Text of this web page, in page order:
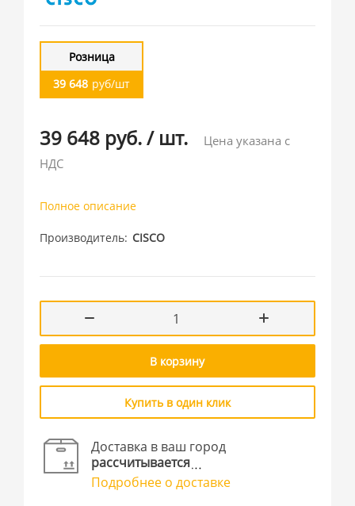
Розница
39 648 руб/шт
39 648 руб./ шт.
Цена указана с
НДС
Полное описание
Производитель CISCO
В корзину
Купить в один клик
Доставка в ваш город
рассчитывается
Подробнее о доставке